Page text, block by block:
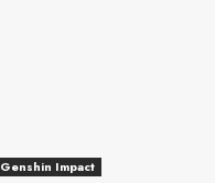
Genshin Impact